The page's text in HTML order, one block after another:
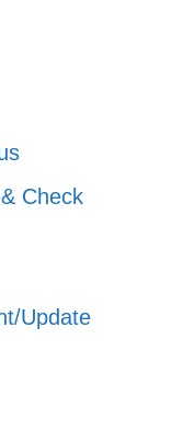
Check
Update